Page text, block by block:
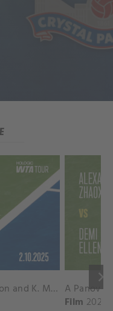
keyboard_arrow_right
A. Krunic and A. Danilina vs. P. Hon and K. Muchova Match Highlights - BEIJING_Capital Group Diamond ( October 02, 2025)
Film 2026